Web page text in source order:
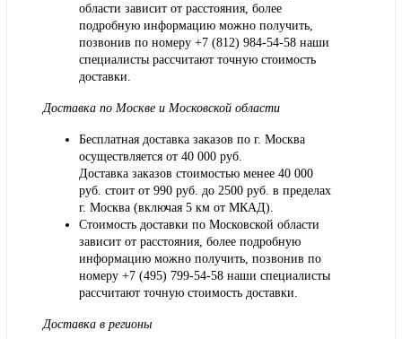
области зависит от расстояния, более
подробную информацию можно получить,
позвонив по номеру +7 (812) 984-54-58 наши
специалисты рассчитают точную стоимость
доставки.
Доставка по Москве и Московской области
Бесплатная доставка заказов по г. Москва
осуществляется от 40 000 руб.
Доставка заказов стоимостью менее 40 000
руб. стоит от 990 руб. до 2500 руб. в пределах
г. Москва (включая 5 км от МКАД).
Стоимость доставки по Московской области
зависит от расстояния, более подробную
информацию можно получить, позвонив по
номеру +7 (495) 799-54-58 наши специалисты
рассчитают точную стоимость доставки.
Доставка в регионы